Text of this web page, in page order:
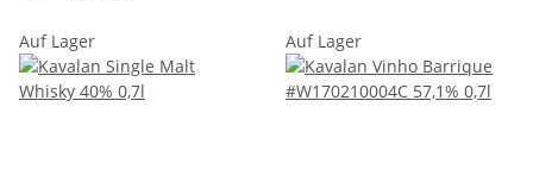
Auf Lager Auf Lager